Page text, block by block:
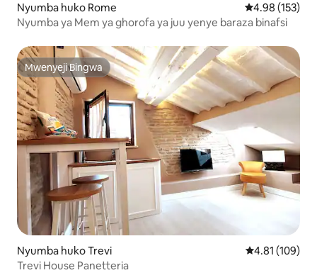
Nyumba huko Rome Ukadiriaji wa
4.98 (153)
Nyumba ya Mem ya ghorofa ya juu yenye baraza binafsi
Mwenyeji Bingwa
Mwenyeji Bingwa
Nyumba huko Trevi Ukadiriaji wa
4.81 (109)
Trevi House Panetteria